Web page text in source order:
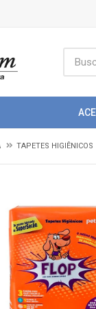
TAPETES HIGIÊNICOS